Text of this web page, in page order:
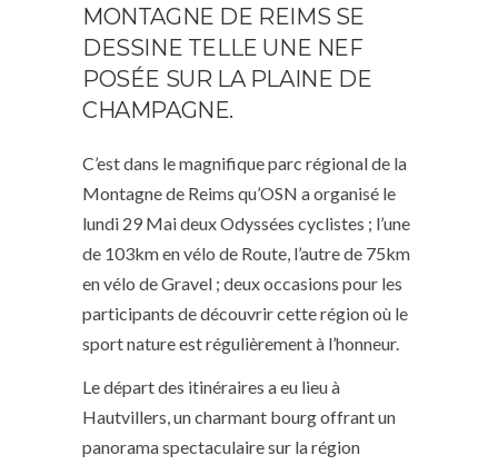
MONTAGNE DE REIMS SE
DESSINE TELLE UNE NEF
POSÉE SUR LA PLAINE DE
CHAMPAGNE.
C’est dans le magnifique parc régional de la
Montagne de Reims qu’OSN a organisé le
lundi 29 Mai deux Odyssées cyclistes ; l’une
de 103km en vélo de Route, l’autre de 75km
en vélo de Gravel ; deux occasions pour les
participants de découvrir cette région où le
sport nature est régulièrement à l’honneur.
Le départ des itinéraires a eu lieu à
Hautvillers, un charmant bourg offrant un
panorama spectaculaire sur la région